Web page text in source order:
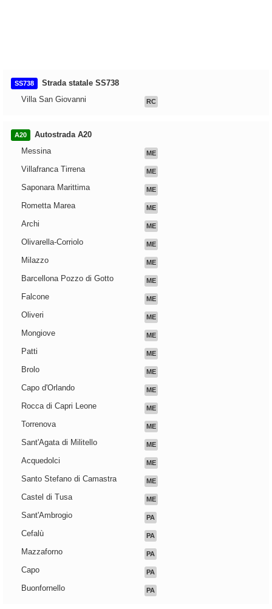
SS738
Strada statale SS738
Villa San Giovanni
RC
A20
Autostrada A20
Messina
ME
Villafranca Tirrena ME
Saponara Marittima ME
Rometta Marea ME
Archi ME
Olivarella-Corriolo ME
Milazzo ME
Barcellona Pozzo di Gotto ME
Falcone ME
Oliveri ME
Mongiove ME
Patti ME
Brolo ME
Capo d'Orlando ME
Rocca di Capri Leone ME
Torrenova ME
Sant'Agata di Militello ME
Acquedolci ME
Santo Stefano di Camastra ME
Castel di Tusa ME
Sant'Ambrogio PA
Cefalù PA
Mazzaforno PA
Capo PA
Buonfornello PA